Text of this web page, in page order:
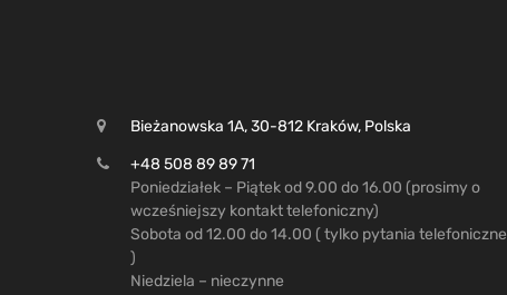
Bieżanowska 1A, 30-812 Kraków, Polska
+48 508 89 89 71
Poniedziałek – Piątek od 9.00 do 16.00 (prosimy o
wcześniejszy kontakt telefoniczny)
Sobota od 12.00 do 14.00 ( tylko pytania telefoniczne
)
Niedziela – nieczynne